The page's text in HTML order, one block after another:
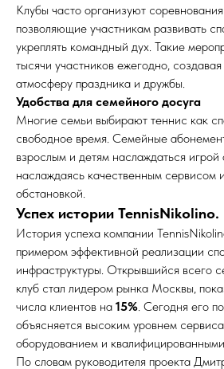
Клубы часто организуют
позволяющие участникам развивать
укреплять командный дух. Такие
тысячи участников ежегодно,
атмосферу праздника и дружбы.
Удобства для семейного досуга
Многие семьи выбирают теннис как
свободное время. Семейные
взрослым и детям наслаждаться
наслаждаясь качественным сервисом
обстановкой.
Успех истории TennisNikolino.
История успеха компании
примером эффективной реализации
инфраструктуры. Открывшийся всего
клуб стал лидером рынка Москвы,
числа клиентов на 15%. Сегодня его
объясняется высоким уровнем
оборудованием и
По словам руководителя проекта